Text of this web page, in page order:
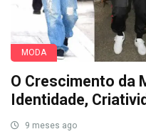
MODA
O Crescimento da
Identidade,
9 meses ago